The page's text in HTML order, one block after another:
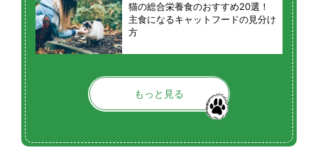
猫の総合栄養食のおすすめ20選！
主食になるキャットフードの見分け
方
もっと見る